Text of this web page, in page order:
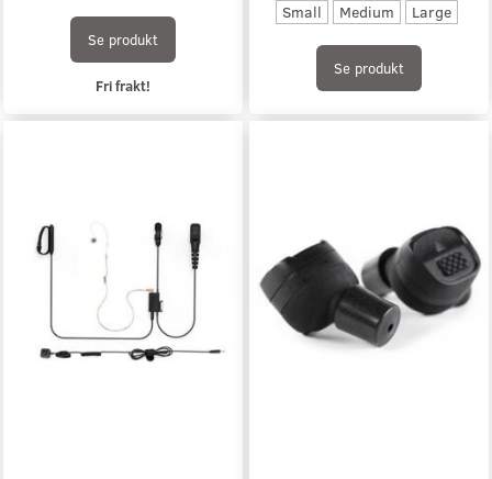
Se produkt
Fri frakt!
Small
Medium Large
Se produkt